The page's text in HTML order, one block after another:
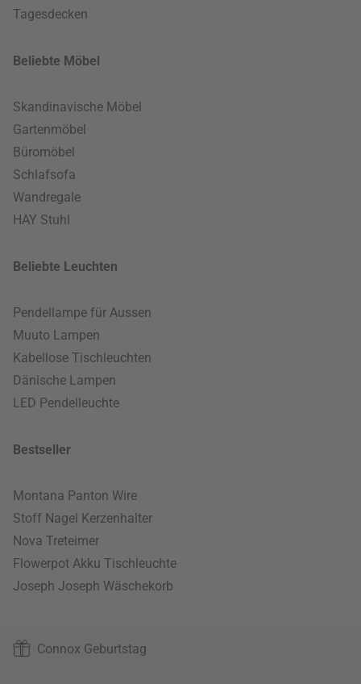
Tagesdecken
Beliebte Möbel
Skandinavische Möbel
Gartenmöbel
Büromöbel
Schlafsofa
Wandregale
HAY Stuhl
Beliebte Leuchten
Pendellampe für Aussen
Muuto Lampen
Kabellose Tischleuchten
Dänische Lampen
LED Pendelleuchte
Bestseller
Montana Panton Wire
Stoff Nagel Kerzenhalter
Nova Treteimer
Flowerpot Akku Tischleuchte
Joseph Joseph Wäschekorb
Connox Geburtstag